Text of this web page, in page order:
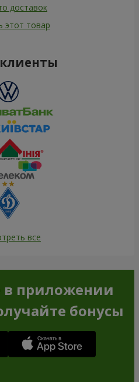
доставок
этот товар
все
в приложении
бонусы